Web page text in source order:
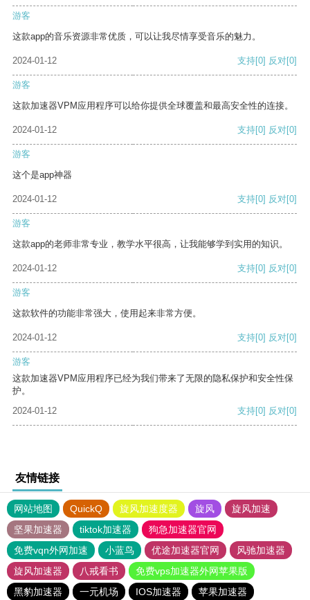
游客
这款app的音乐资源非常优质，可以让我尽情享受音乐的魅力。
2024-01-12 支持[0] 反对[0]
游客
这款加速器VPM应用程序可以给你提供全球覆盖和最高安全性的连接。
2024-01-12 支持[0] 反对[0]
游客
这个是app神器
2024-01-12 支持[0] 反对[0]
游客
这款app的老师非常专业，教学水平很高，让我能够学到实用的知识。
2024-01-12 支持[0] 反对[0]
游客
这款软件的功能非常强大，使用起来非常方便。
2024-01-12 支持[0] 反对[0]
游客
这款加速器VPM应用程序已经为我们带来了无限的隐私保护和安全性保
护。
2024-01-12
支持[0] 反对[0]
友情链接
网站地图 QuickQ 旋风加速度器 旋风
旋风加速
坚果加速器
tiktok加速器
狗急加速器官网
免费vqn外网加速
小蓝鸟 优途加速器官网
风驰加速器
旋风加速器
八戒看书
免费vps加速器外网苹果版
黑豹加速器
一元机场 IOS加速器 苹果加速器